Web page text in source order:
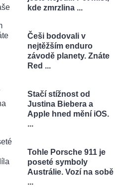
kde zmrzlina ...
Češi bodovali v
nejtěžším enduro
závodě planety. Znáte
Red ...
Stačí stížnost od
Justina Biebera a
Apple hned mění iOS.
...
Tohle Porsche 911 je
poseté symboly
Austrálie. Vozí na sobě
...